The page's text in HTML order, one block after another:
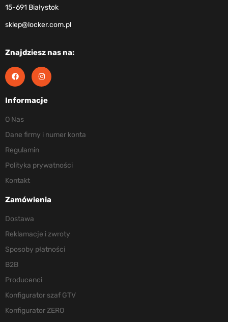
15-691 Białystok
sklep@locker.com.pl
Znajdziesz nas na:
Informacje
O Nas
Dane firmy i numer konta
Regulamin
Polityka prywatności
Kontakt
Zamówienia
Dostawa
Reklamacje i zwroty
Sposoby płatności
B2B
Producenci
Konfigurator szaf GTV
Konfigurator ZERO